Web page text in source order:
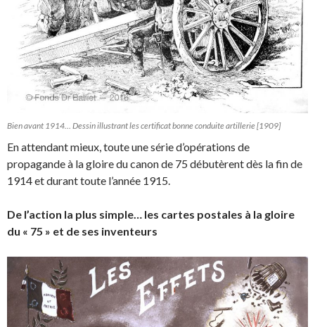
Bien avant 1914… Dessin illustrant les certificat bonne conduite artillerie [1909]
En attendant mieux, toute une série d’opérations de
propagande à la gloire du canon de 75 débutèrent dès la fin de
1914 et durant toute l’année 1915.
De l’action la plus simple… les cartes postales à la gloire
du « 75 » et de ses inventeurs